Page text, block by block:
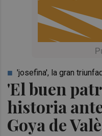
'El buen
historia
Goya de
'josefina', la gran